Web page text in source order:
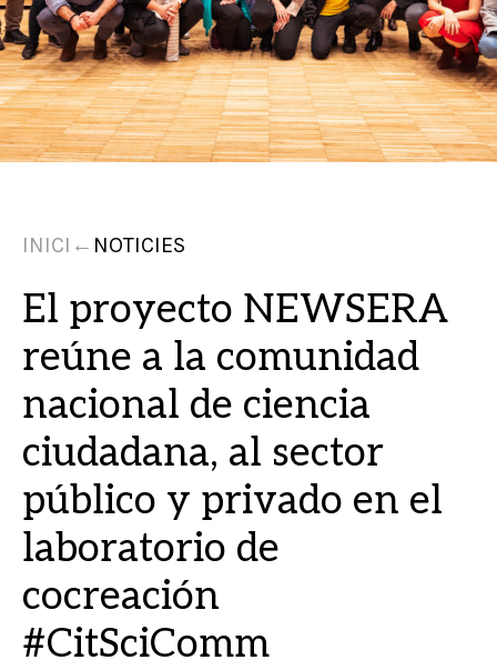
INICI ← NOTICIES
El proyecto NEWSERA
reúne a la comunidad
nacional de ciencia
ciudadana, al sector
público y privado en el
laboratorio de
cocreación
#CitSciComm